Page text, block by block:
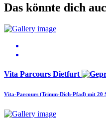
Das könnte dich
Vita Parcours Dietfurt
Vita-Parcours (Trimm-Dich-Pfad) mit 20